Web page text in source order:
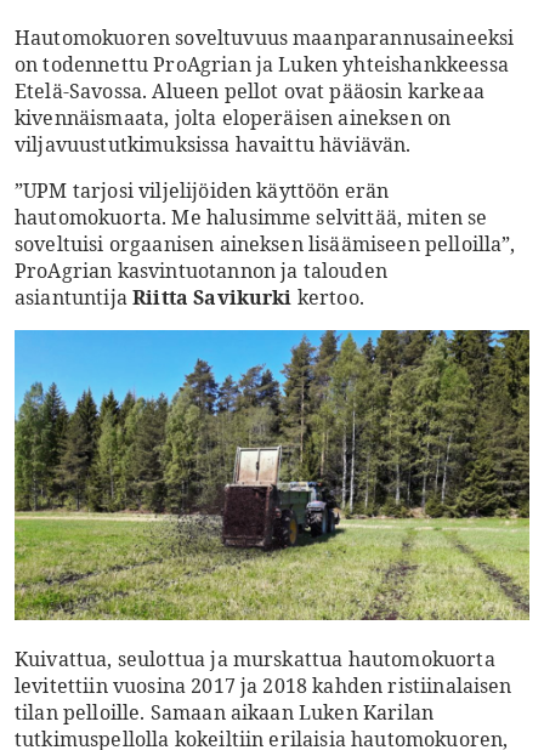
Hautomokuoren soveltuvuus maanparannusaineeksi
on todennettu ProAgrian ja Luken yhteishankkeessa
Etelä-Savossa. Alueen pellot ovat pääosin karkeaa
kivennäismaata, jolta eloperäisen aineksen on
viljavuustutkimuksissa havaittu häviävän.
”UPM tarjosi viljelijöiden käyttöön erän
hautomokuorta. Me halusimme selvittää, miten se
soveltuisi orgaanisen aineksen lisäämiseen pelloilla”,
ProAgrian kasvintuotannon ja talouden
asiantuntijaRiitta Savikurki kertoo.
Kuivattua, seulottua ja murskattua hautomokuorta
levitettiin vuosina 2017 ja 2018 kahden ristiinalaisen
tilan pelloille. Samaan aikaan Luken Karilan
tutkimuspellolla kokeiltiin erilaisia hautomokuoren,